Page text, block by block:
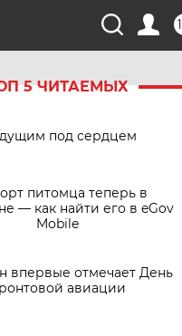
5 ЧИТАЕМЫХ
под сердцем
питомца теперь в
— как найти его в eGov
Mobile
впервые отмечает День
авиации